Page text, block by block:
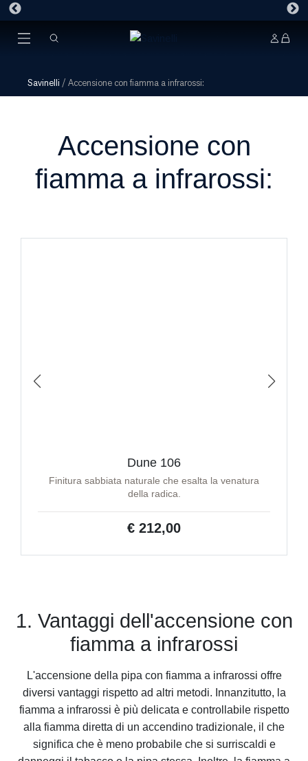
Savinelli / Accensione con fiamma a infrarossi:
Accensione con
fiamma a infrarossi:
Dune 106
Finitura sabbiata naturale che esalta la venatura
della radica.
€ 212,00
1. Vantaggi dell'accensione con
fiamma a infrarossi
L'accensione della pipa con fiamma a infrarossi offre
diversi vantaggi rispetto ad altri metodi. Innanzitutto, la
fiamma a infrarossi è più delicata e controllabile rispetto
alla fiamma diretta di un accendino tradizionale, il che
significa che è meno probabile che si surriscaldi e